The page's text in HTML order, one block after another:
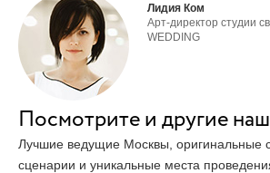
Лидия Ком
Арт-директор студии
WEDDING
Посмотрите и другие
Лучшие ведущие Москвы, оригинальные
сценарии и уникальные места